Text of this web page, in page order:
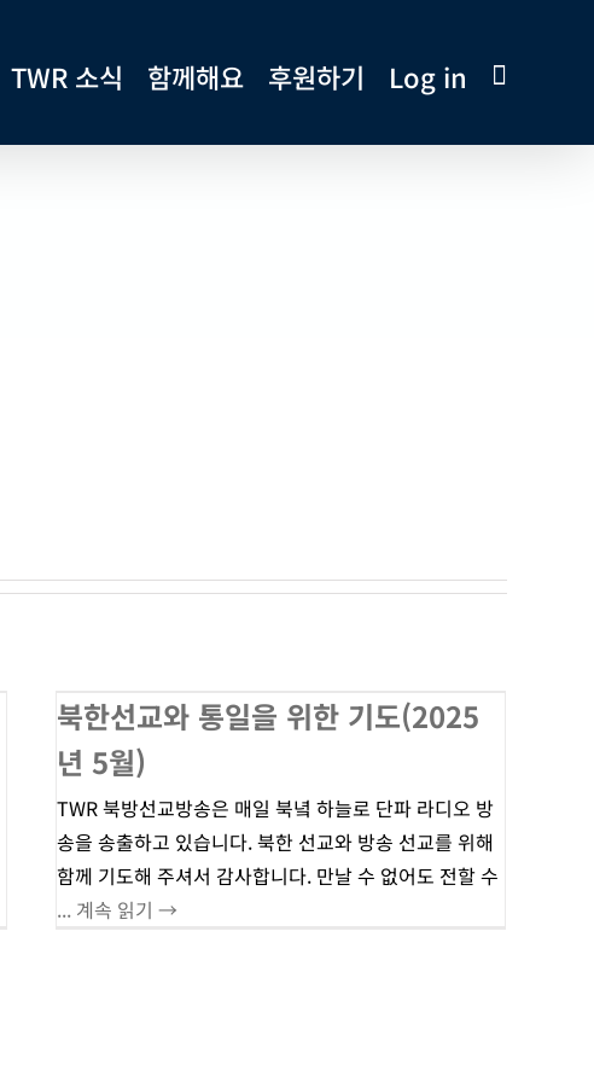
TWR 소식 함께해요 후원하기 Log in
북한선교와 통일을 위한 기도(2025
년 5월)
TWR 북방선교방송은 매일 북녘 하늘로 단파 라디오 방
송을 송출하고 있습니다. 북한 선교와 방송 선교를 위해
함께 기도해 주셔서 감사합니다. 만날 수 없어도 전할 수
... 계속 읽기 →